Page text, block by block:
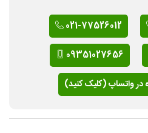
021-77526012
09351027656
در واتساپ (کلیک کنید)